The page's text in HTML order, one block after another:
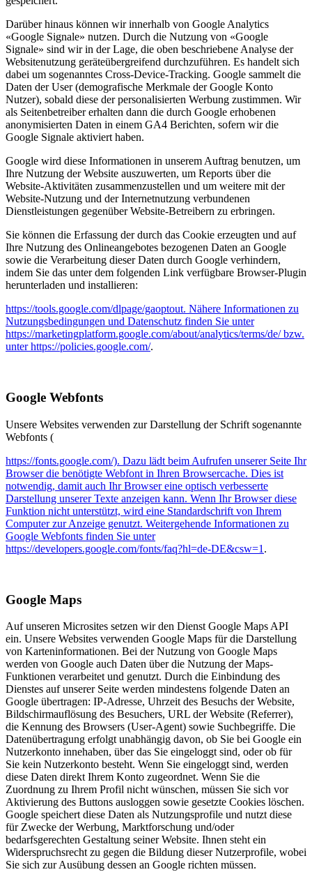
Darüber hinaus können wir innerhalb von Google Analytics
«Google Signale» nutzen. Durch die Nutzung von «Google
Signale» sind wir in der Lage, die oben beschriebene Analyse der
Websitenutzung geräteübergreifend durchzuführen. Es handelt sich
dabei um sogenanntes Cross-Device-Tracking. Google sammelt die
Daten der User (demografische Merkmale der Google Konto
Nutzer), sobald diese der personalisierten Werbung zustimmen. Wir
als Seitenbetreiber erhalten dann die durch Google erhobenen
anonymisierten Daten in einem GA4 Berichten, sofern wir die
Google Signale aktiviert haben.
Google wird diese Informationen in unserem Auftrag benutzen, um
Ihre Nutzung der Website auszuwerten, um Reports über die
Website-Aktivitäten zusammenzustellen und um weitere mit der
Website-Nutzung und der Internetnutzung verbundenen
Dienstleistungen gegenüber Website-Betreibern zu erbringen.
Sie können die Erfassung der durch das Cookie erzeugten und auf
Ihre Nutzung des Onlineangebotes bezogenen Daten an Google
sowie die Verarbeitung dieser Daten durch Google verhindern,
indem Sie das unter dem folgenden Link verfügbare Browser-Plugin
herunterladen und installieren:
https://tools.google.com/dlpage/gaoptout. Nähere Informationen zu
Nutzungsbedingungen und Datenschutz finden Sie unter
https://marketingplatform.google.com/about/analytics/terms/de/ bzw.
unter https://policies.google.com/.
Google Webfonts
Unsere Websites verwenden zur Darstellung der Schrift sogenannte
Webfonts (
https://fonts.google.com/). Dazu lädt beim Aufrufen unserer Seite Ihr
Browser die benötigte Webfont in Ihren Browsercache. Dies ist
notwendig, damit auch Ihr Browser eine optisch verbesserte
Darstellung unserer Texte anzeigen kann. Wenn Ihr Browser diese
Funktion nicht unterstützt, wird eine Standardschrift von Ihrem
Computer zur Anzeige genutzt. Weitergehende Informationen zu
Google Webfonts finden Sie unter
https://developers.google.com/fonts/faq?hl=de-DE&csw=1 .
Google Maps
Auf unseren Microsites setzen wir den Dienst Google Maps API
ein. Unsere Websites verwenden Google Maps für die Darstellung
von Karteninformationen. Bei der Nutzung von Google Maps
werden von Google auch Daten über die Nutzung der Maps-
Funktionen verarbeitet und genutzt. Durch die Einbindung des
Dienstes auf unserer Seite werden mindestens folgende Daten an
Google übertragen: IP-Adresse, Uhrzeit des Besuchs der Website,
Bildschirmauflösung des Besuchers, URL der Website (Referrer),
die Kennung des Browsers (User-Agent) sowie Suchbegriffe. Die
Datenübertragung erfolgt unabhängig davon, ob Sie bei Google ein
Nutzerkonto innehaben, über das Sie eingeloggt sind, oder ob für
Sie kein Nutzerkonto besteht. Wenn Sie eingeloggt sind, werden
diese Daten direkt Ihrem Konto zugeordnet. Wenn Sie die
Zuordnung zu Ihrem Profil nicht wünschen, müssen Sie sich vor
Aktivierung des Buttons ausloggen sowie gesetzte Cookies löschen.
Google speichert diese Daten als Nutzungsprofile und nutzt diese
für Zwecke der Werbung, Marktforschung und/oder
bedarfsgerechten Gestaltung seiner Website. Ihnen steht ein
Widerspruchsrecht zu gegen die Bildung dieser Nutzerprofile, wobei
Sie sich zur Ausübung dessen an Google richten müssen.